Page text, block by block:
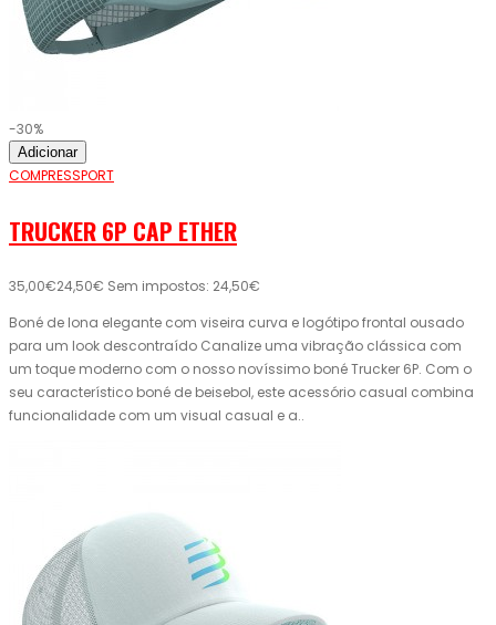
-30%
Adicionar
COMPRESSPORT
TRUCKER 6P CAP ETHER
35,00€24,50€ Sem impostos: 24,50€
Boné de lona elegante com viseira curva e logótipo frontal ousado
para um look descontraído Canalize uma vibração clássica com
um toque moderno com o nosso novíssimo boné Trucker 6P. Com o
seu característico boné de beisebol, este acessório casual combina
funcionalidade com um visual casual e a..